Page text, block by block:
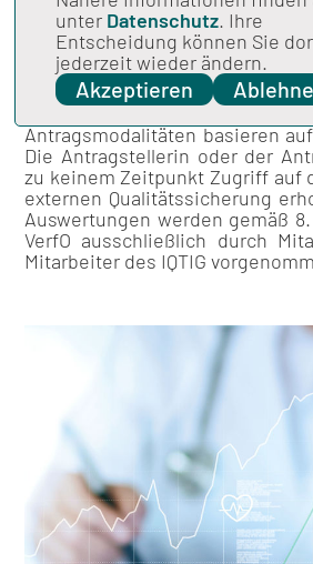
gemäß§ 137a Abs. 10 Satz 4
Verfahrungsordnung (VerfO)
für ein transparentes Verfahren
Daten festgelegt.
Die folgenden
Antragsmodalitäten basieren
Die Antragstellerin oder der
zu keinem Zeitpunkt Zugriff auf
externen Qualitätssicherung
Auswertungen werden gemäß
VerfO ausschließlich durch
Mitarbeiter des IQTIG
unter Datenschutz. Ihre
Entscheidung können Sie
jederzeit wieder ändern.
Akzeptieren